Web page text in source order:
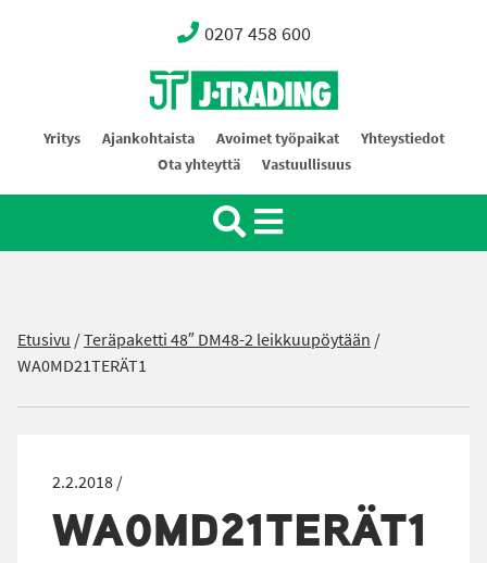
0207 458 600
Oy J-Trading Ab
Yritys Ajankohtaista Avoimet työpaikat
Yhteystiedot
Ota yhteyttä
Vastuullisuus
Etusivu /Teräpaketti 48″ DM48-2 leikkuupöytään /
WA0MD21TERÄT1
2.2.2018 /
WA0MD21TERÄT1